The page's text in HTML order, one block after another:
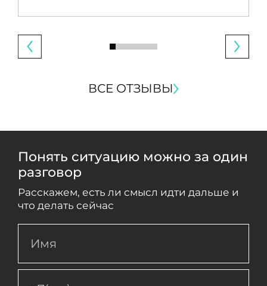
ВСЕ ОТЗЫВЫ
Понять ситуацию можно за один
разговор
Расскажем, есть ли смысл идти дальше и
что делать сейчас